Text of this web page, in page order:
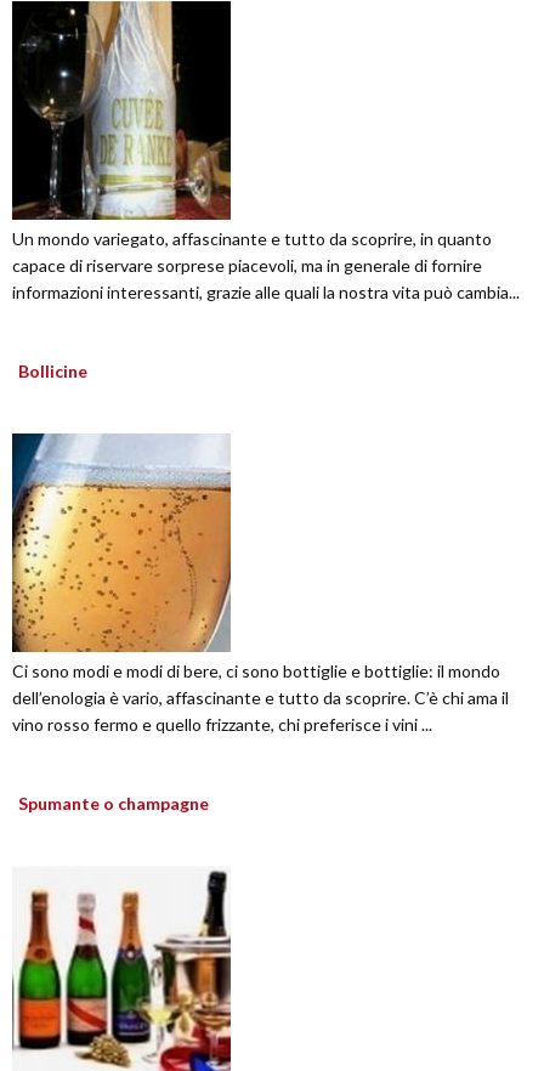
Un mondo variegato, affascinante e tutto da scoprire, in quanto
capace di riservare sorprese piacevoli, ma in generale di fornire
informazioni interessanti, grazie alle quali la nostra vita può cambia...
Bollicine
Ci sono modi e modi di bere, ci sono bottiglie e bottiglie: il mondo
dell’enologia è vario, affascinante e tutto da scoprire. C’è chi ama il
vino rosso fermo e quello frizzante, chi preferisce i vini ...
Spumante o champagne